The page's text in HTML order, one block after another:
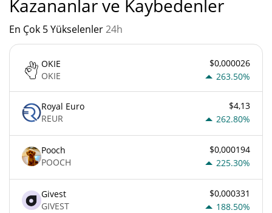
Kazananlar ve Kaybedenler
En Çok 5 Yükselenler24h
OKIE
OKIE
$0,000026
263.50%
Royal Euro
REUR
$4,13
262.80%
Pooch
POOCH
$0,000194
225.30%
Givest
GIVEST
$0,000331
188.50%